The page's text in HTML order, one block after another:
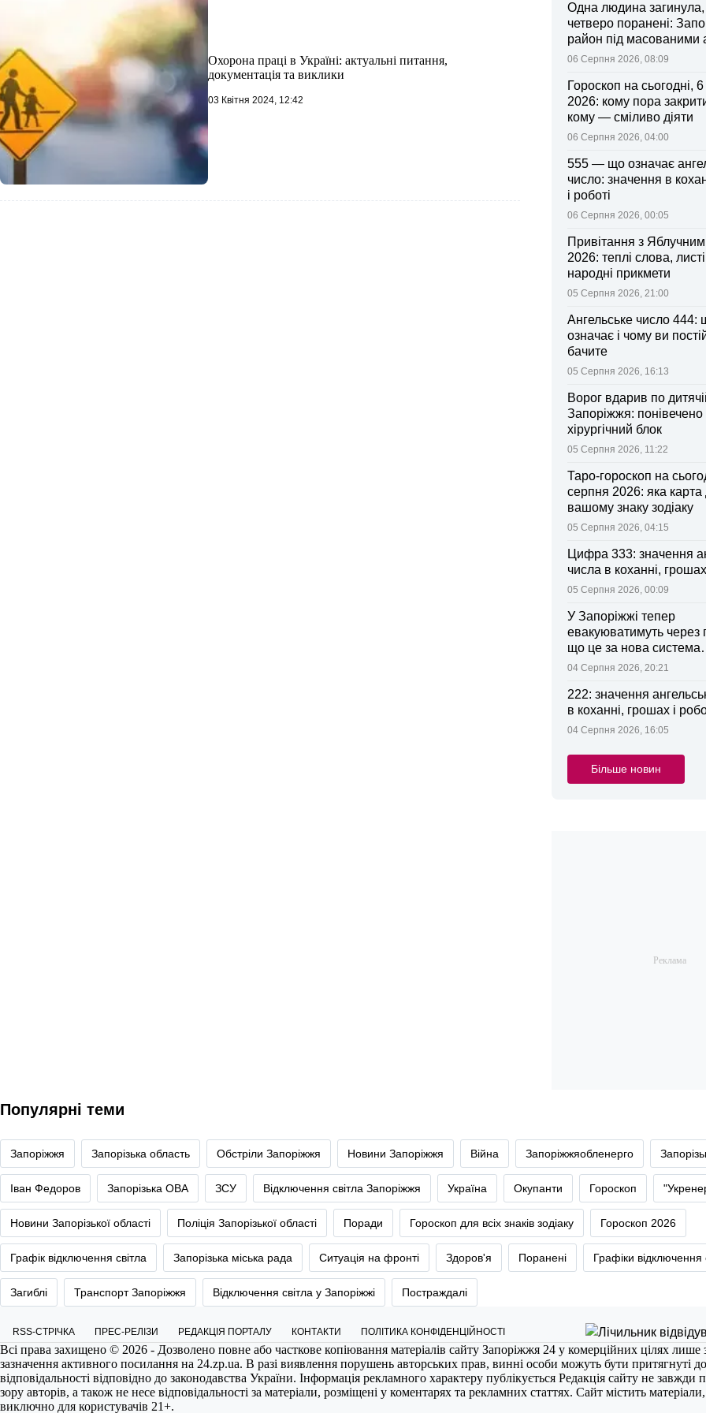
Охорона праці в Україні: актуальні питання,
документація та виклики
03 Квітня 2024, 12:42
Одна людина
четверо поранені:
район під масованими
06 Серпня 2026, 08:09
Гороскоп на сьогодні,
2026: кому пора
кому — сміливо діяти
06 Серпня 2026, 04:00
555 — що означає
число: значення в
і роботі
06 Серпня 2026, 00:05
Привітання з
2026: теплі слова,
народні прикмети
05 Серпня 2026, 21:00
Ангельське число 444:
означає і чому ви
бачите
05 Серпня 2026, 16:13
Ворог вдарив по
Запоріжжя: понівечено
хірургічний блок
05 Серпня 2026, 11:22
Таро-гороскоп на
серпня 2026: яка
вашому знаку зодіаку
05 Серпня 2026, 04:15
Цифра 333: значення
числа в коханні, грошах
05 Серпня 2026, 00:09
У Запоріжжі тепер
евакуюватимуть через
що це за нова система
оповіщення
04 Серпня 2026, 20:21
222: значення
в коханні, грошах і
04 Серпня 2026, 16:05
Більше новин
Популярні теми
Запоріжжя Запорізька область Обстріли Запоріжжя Новини Запоріжжя Війна Запоріжжяобленерго
Іван Федоров Запорізька ОВА ЗСУ Відключення світла Запоріжжя Україна Окупанти Гороскоп
Новини Запорізької області Поліція Запорізької області Поради Гороскоп для всіх знаків зодіаку Гороскоп 2026
Графік відключення світла Запорізька міська рада Ситуація на фронті Здоров'я Поранені Графіки відключення
Загиблі Транспорт Запоріжжя Відключення світла у Запоріжжі Постраждалі
RSS-СТРІЧКА ПРЕС-РЕЛІЗИ РЕДАКЦІЯ ПОРТАЛУ КОНТАКТИ ПОЛІТИКА КОНФІДЕНЦІЙНОСТІ
Всі права захищено © 2026 - Дозволено повне або часткове копіювання матеріалів сайту Запоріжжя 24 у комерційних цілях лише
зазначення активного посилання на 24.zp.ua. В разі виявлення порушень авторських прав, винні особи можуть бути притягнуті до
відповідальності відповідно до законодавства України. Інформація рекламного характеру публікується Редакція сайту не завжди
зору авторів, а також не несе відповідальності за матеріали, розміщені у коментарях та рекламних статтях. Сайт містить
виключно для користувачів 21+.